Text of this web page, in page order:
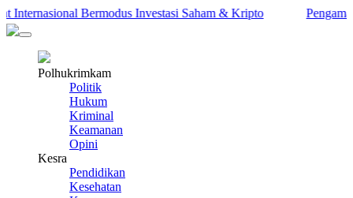
Bermodus Investasi Saham & Kripto Pengamat
Polhukrimkam
Politik
Hukum
Kriminal
Keamanan
Opini
Kesra
Pendidikan
Kesehatan